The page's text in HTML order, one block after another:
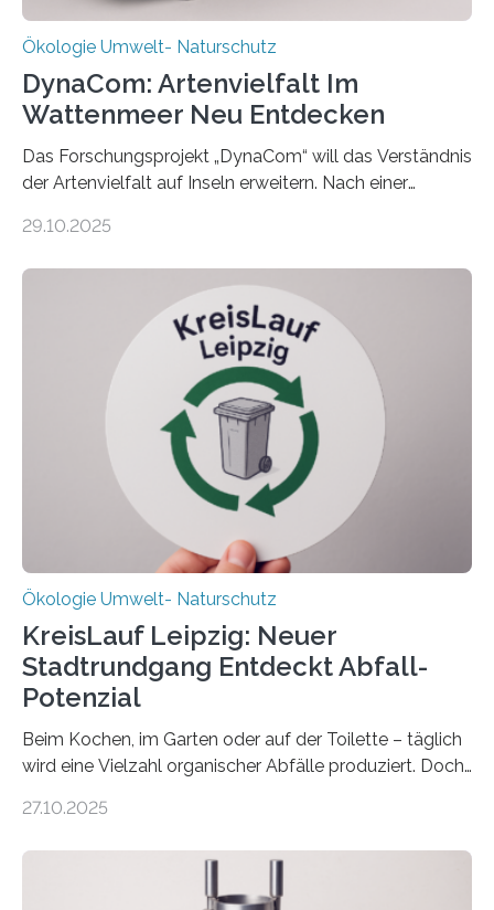
Ökologie Umwelt- Naturschutz
DynaCom: Artenvielfalt Im
Wattenmeer Neu Entdecken
Das Forschungsprojekt „DynaCom“ will das Verständnis
der Artenvielfalt auf Inseln erweitern. Nach einer
Beobachtungen im Wattenmeer ist nun eine große
Oldenburg befassen sich insbesondere damit, wie ein
Ökosystem gedeiht – und wie sich dieser Prozess
verlässlich prognostizieren lässt. Grünes Licht für
„DynaCom“: Die Deutsche Forschungsgemeinschaft
(DFG) fördert das Anfang 2019 gestartete
Forschungsprojekt an der Universität Oldenburg für
zwei weitere Jahre mit rund 1,2 Millionen Euro. „Wir
freuen uns sehr über…
29.10.2025
Ökologie Umwelt- Naturschutz
KreisLauf Leipzig: Neuer
Stadtrundgang Entdeckt Abfall-
Potenzial
Beim Kochen, im Garten oder auf der Toilette – täglich
wird eine Vielzahl organischer Abfälle produziert. Doch
Potenzial nur dann entfalten können, wenn sie in
Veränderung der Wirtschaft wichtig ist, zeigt der vom
27.10.2025